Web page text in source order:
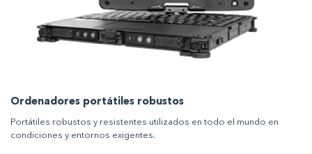
Ordenadores portátiles robustos
Portátiles robustos y resistentes utilizados en todo el mundo en
condiciones y entornos exigentes.